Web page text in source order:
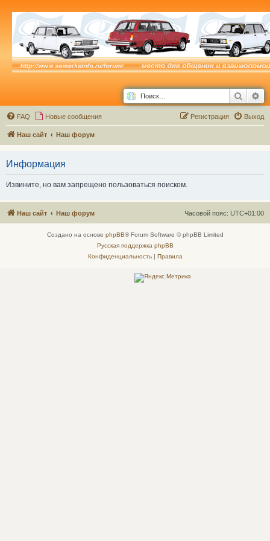
Поиск
FAQ Новые сообщения Выход
Регистрация
Наш сайт Наш форум
Информация
Извините, но вам запрещено пользоваться поиском.
Наш сайт Наш форум Часовой пояс: UTC+01:00
Создано на основе phpBB® Forum Software © phpBB Limited
Русская поддержка phpBB
Конфиденциальность| Правила